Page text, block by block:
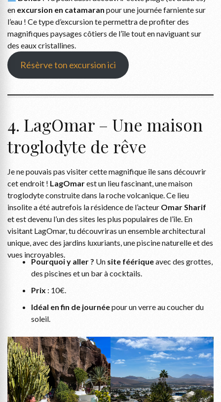
en excursion en catamaran pour une journée farniente sur
l’eau ! Ce type d’excursion te permettra de profiter des
magnifiques paysages côtiers de l’île tout en naviguant sur
des eaux cristallines.
Résèrve ton excursion ici
4. LagOmar – Une maison
troglodyte de rêve
Je ne pouvais pas visiter cette magnifique île sans découvrir
cet endroit ! LagOmarest un lieu fascinant, une maison
troglodyte construite dans la roche volcanique. Ce lieu
insolite a été autrefois la résidence de l’acteur Omar Sharif
et est devenu l’un des sites les plus populaires de l’île. En
visitant LagOmar, tu découvriras un ensemble architectural
unique, avec des jardins luxuriants, une piscine naturelle et des
vues incroyables.
Pourquoi y aller ? Un site féériqueavec des grottes,
des piscines et un bar à cocktails.
Prix : 10€.
Idéal en fin de journéepour un verre au coucher du
soleil.